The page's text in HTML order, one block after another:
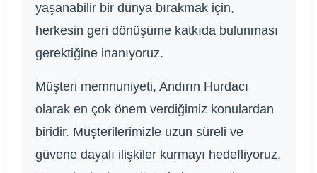
yaşanabilir bir dünya bırakmak için,
herkesin geri dönüşüme katkıda bulunması
gerektiğine inanıyoruz.
Müşteri memnuniyeti, Andırın Hurdacı
olarak en çok önem verdiğimiz konulardan
biridir. Müşterilerimizle uzun süreli ve
güvene dayalı ilişkiler kurmayı hedefliyoruz.